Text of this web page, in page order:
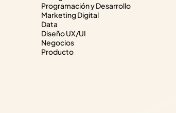
Programación y Desarrollo
Marketing Digital
Data
Diseño UX/UI
Negocios
Producto